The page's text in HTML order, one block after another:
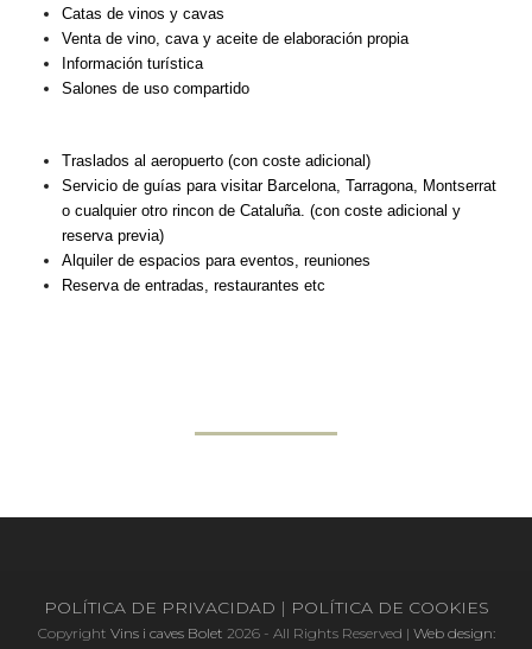
Catas de vinos y cavas
Venta de vino, cava y aceite de elaboración propia
Información turística
Salones de uso compartido
Traslados al aeropuerto (con coste adicional)
Servicio de guías para visitar Barcelona, Tarragona, Montserrat
o cualquier otro rincon de Cataluña. (con coste adicional y
reserva previa)
Alquiler de espacios para eventos, reuniones
Reserva de entradas, restaurantes etc
POLÍTICA DE PRIVACIDAD | POLÍTICA DE COOKIES
Copyright Vins i caves Bolet 2026 - All Rights Reserved | Web design: